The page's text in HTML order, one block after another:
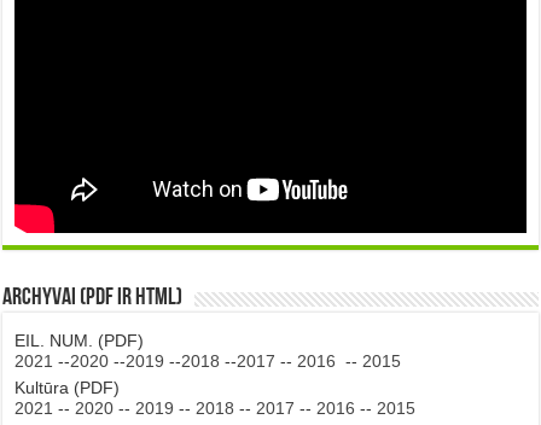
Archyvai (PDF ir HTML)
EIL. NUM. (PDF)
2021 --2020 --2019 --2018 --2017 -- 2016 -- 2015
Kultūra (PDF)
2021 -- 2020 -- 2019 -- 2018 -- 2017 -- 2016 -- 2015